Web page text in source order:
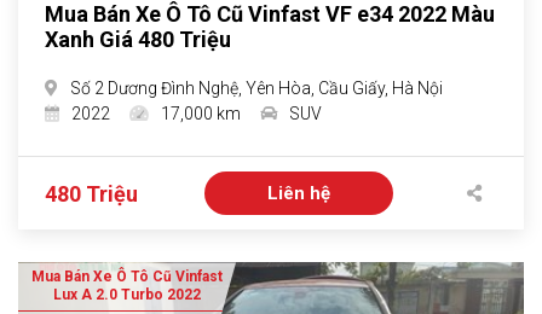
Mua Bán Xe Ô Tô Cũ Vinfast VF e34 2022 Màu
Xanh Giá 480 Triệu
Số 2 Dương Đình Nghệ, Yên Hòa, Cầu Giấy, Hà Nội
2022
17,000 km SUV
480 Triệu Liên hệ
Mua Bán Xe Ô Tô Cũ Vinfast
Lux A 2.0 Turbo 2022